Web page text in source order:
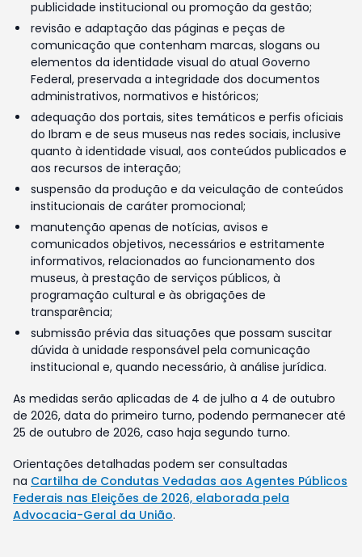
publicidade institucional ou promoção da gestão;
revisão e adaptação das páginas e peças de
comunicação que contenham marcas, slogans ou
elementos da identidade visual do atual Governo
Federal, preservada a integridade dos documentos
administrativos, normativos e históricos;
adequação dos portais, sites temáticos e perfis oficiais
do Ibram e de seus museus nas redes sociais, inclusive
quanto à identidade visual, aos conteúdos publicados e
aos recursos de interação;
suspensão da produção e da veiculação de conteúdos
institucionais de caráter promocional;
manutenção apenas de notícias, avisos e
comunicados objetivos, necessários e estritamente
informativos, relacionados ao funcionamento dos
museus, à prestação de serviços públicos, à
programação cultural e às obrigações de
transparência;
submissão prévia das situações que possam suscitar
dúvida à unidade responsável pela comunicação
institucional e, quando necessário, à análise jurídica.
As medidas serão aplicadas de 4 de julho a 4 de outubro
de 2026, data do primeiro turno, podendo permanecer até
25 de outubro de 2026, caso haja segundo turno.
Orientações detalhadas podem ser consultadas
na Cartilha de Condutas Vedadas aos Agentes Públicos
Federais nas Eleições de 2026, elaborada pela
Advocacia-Geral da União.